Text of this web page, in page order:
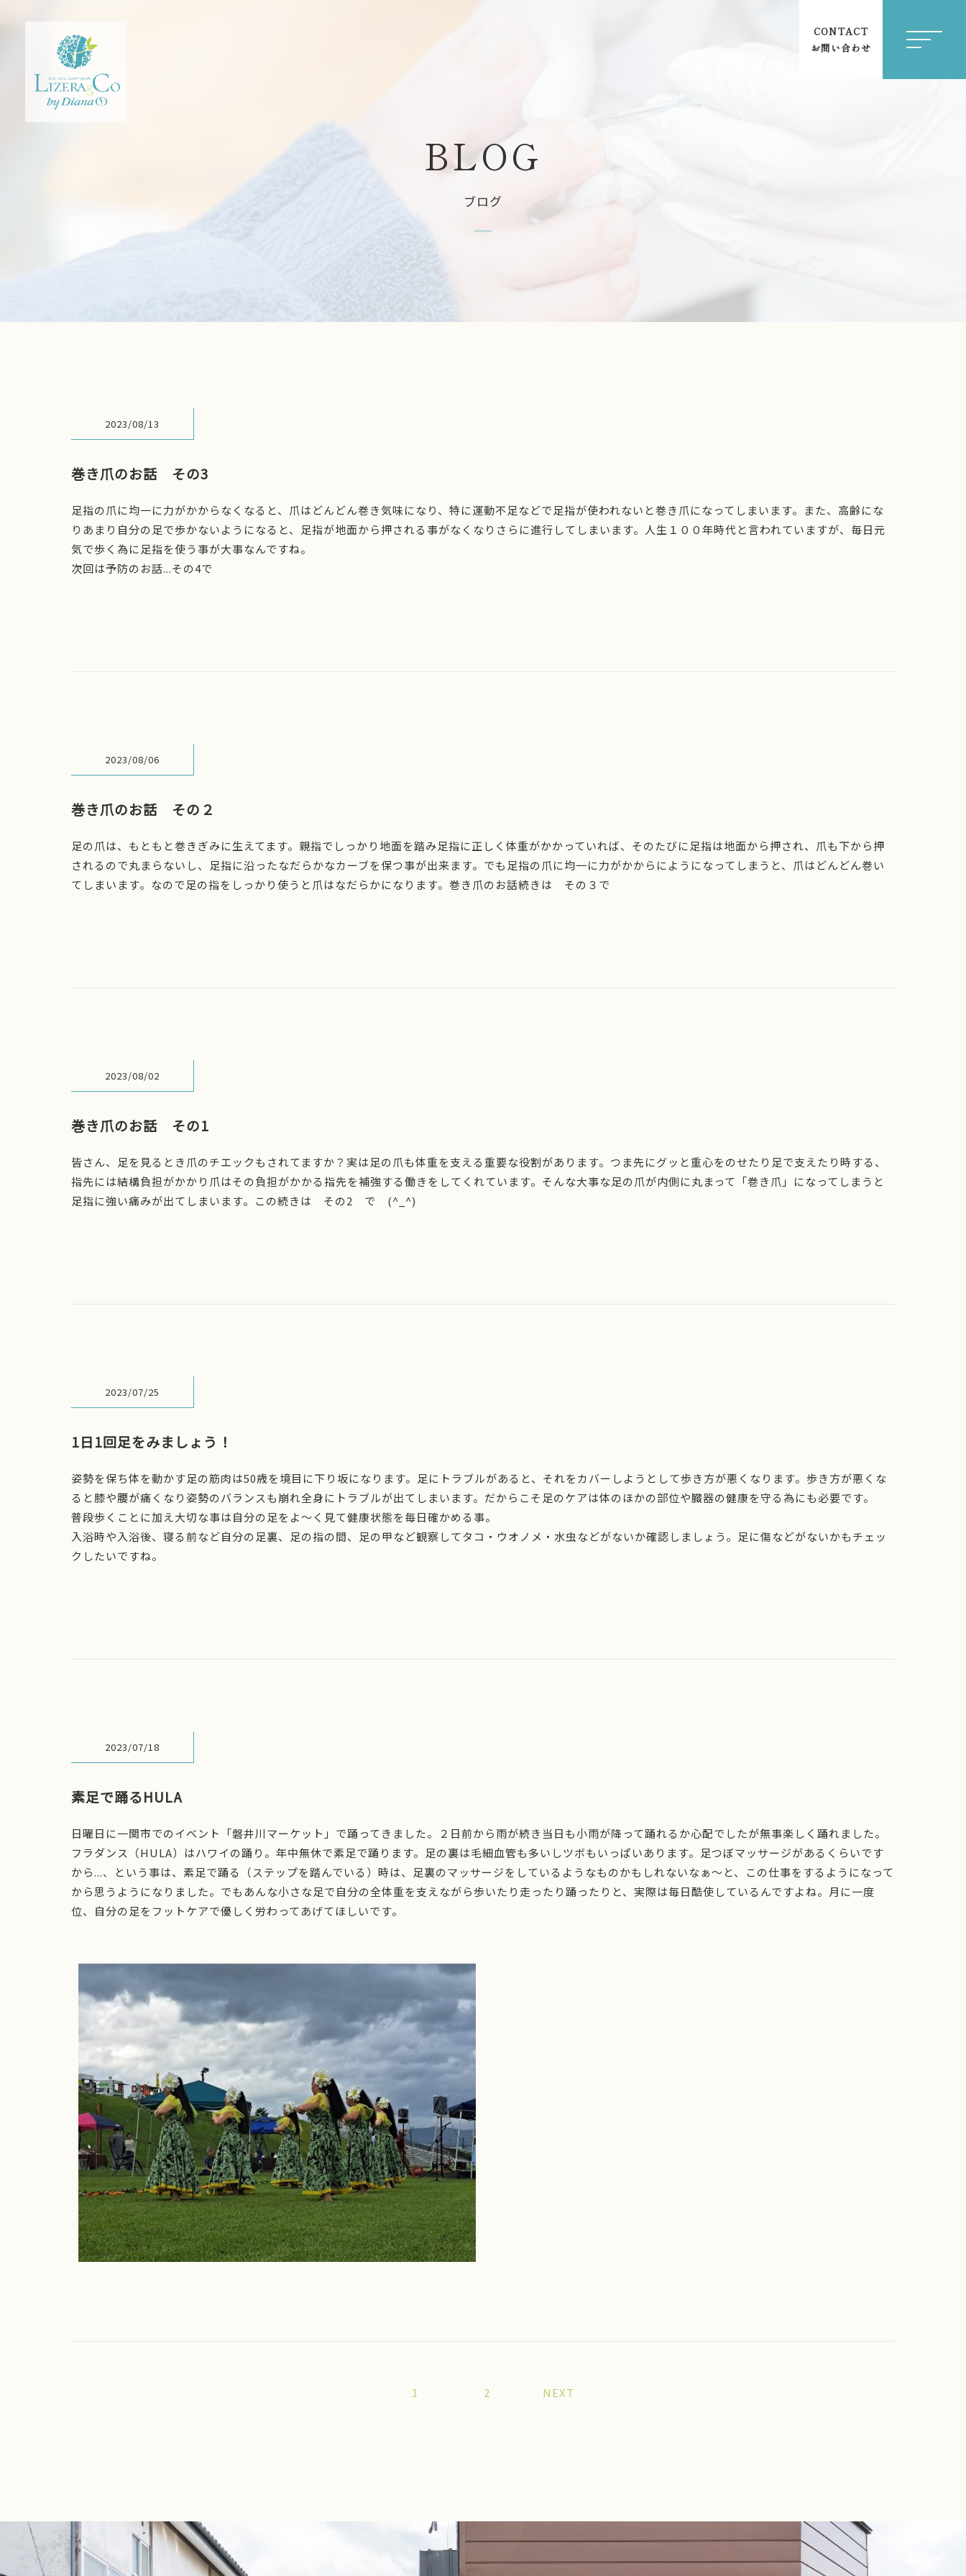
CONTACT
お問い合わせ
BLOG
ブログ
2023/08/13
巻き爪のお話 その3
足指の爪に均一に力がかからなくなると、爪はどんどん巻き気味になり、特に運動不足などで足指が使われないと巻き爪になってしまいます。また、高齢にな
りあまり自分の足で歩かないようになると、足指が地面から押される事がなくなりさらに進行してしまいます。人生１００年時代と言われていますが、毎日元
気で歩く為に足指を使う事が大事なんですね。
次回は予防のお話...その4で
2023/08/06
巻き爪のお話 その２
足の爪は、もともと巻きぎみに生えてます。親指でしっかり地面を踏み足指に正しく体重がかかっていれば、そのたびに足指は地面から押され、爪も下から押
されるので丸まらないし、足指に沿ったなだらかなカーブを保つ事が出来ます。でも足指の爪に均一に力がかからにようになってしまうと、爪はどんどん巻い
てしまいます。なので足の指をしっかり使うと爪はなだらかになります。巻き爪のお話続きは その３で
2023/08/02
巻き爪のお話 その1
皆さん、足を見るとき爪のチエックもされてますか？実は足の爪も体重を支える重要な役割があります。つま先にグッと重心をのせたり足で支えたり時する、
指先には結構負担がかかり爪はその負担がかかる指先を補強する働きをしてくれています。そんな大事な足の爪が内側に丸まって「巻き爪」になってしまうと
足指に強い痛みが出てしまいます。この続きは その2 で (^_^)
2023/07/25
1日1回足をみましょう！
姿勢を保ち体を動かす足の筋肉は50歳を境目に下り坂になります。足にトラブルがあると、それをカバーしようとして歩き方が悪くなります。歩き方が悪くな
ると膝や腰が痛くなり姿勢のバランスも崩れ全身にトラブルが出てしまいます。だからこそ足のケアは体のほかの部位や臓器の健康を守る為にも必要です。
普段歩くことに加え大切な事は自分の足をよ～く見て健康状態を毎日確かめる事。
入浴時や入浴後、寝る前など自分の足裏、足の指の間、足の甲など観察してタコ・ウオノメ・水虫などがないか確認しましょう。足に傷などがないかもチェッ
クしたいですね。
2023/07/18
素足で踊るHULA
日曜日に一関市でのイベント「磐井川マーケット」で踊ってきました。２日前から雨が続き当日も小雨が降って踊れるか心配でしたが無事楽しく踊れました。
フラダンス（HULA）はハワイの踊り。年中無休で素足で踊ります。足の裏は毛細血管も多いしツボもいっぱいあります。足つぼマッサージがあるくらいです
から...、という事は、素足で踊る（ステップを踏んでいる）時は、足裏のマッサージをしているようなものかもしれないなぁ～と、この仕事をするようになって
から思うようになりました。でもあんな小さな足で自分の全体重を支えながら歩いたり走ったり踊ったりと、実際は毎日酷使しているんですよね。月に一度
位、自分の足をフットケアで優しく労わってあげてほしいです。
1 2 NEXT